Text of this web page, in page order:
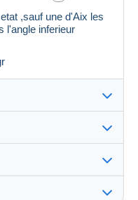
,sauf une d'Aix les
l'angle inferieur